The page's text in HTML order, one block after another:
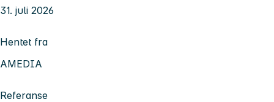
31. juli 2026
Hentet fra
AMEDIA
Referanse